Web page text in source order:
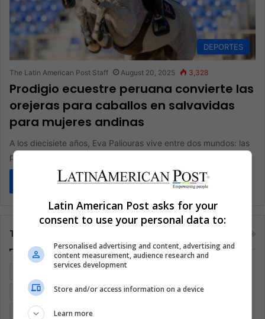
DEPORTES
The Latin American Post Staff August 20, 2025 3,328
Prodigio ecuestre peruana convierte las
orejeras para caballos en salvavidas
para mujeres andinas
A los diecisiete años, Eva Paliouras vive entre dos mundos: las
pistas ecuestres de Florida y las aldeas de la…
Read More »
Tags
Cine
Coronavirus Covid 19 Cuarentena Deportes
Economía Entretenimiento
Latin American Post asks for your
consent to use your personal data to:
Personalised advertising and content, advertising and
content measurement, audience research and
services development
Store and/or access information on a device
Learn more